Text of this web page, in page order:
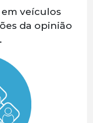
veículos
da opinião